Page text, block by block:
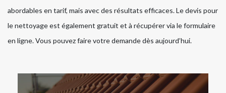
abordables en tarif, mais avec des résultats efficaces. Le devis pour
le nettoyage est également gratuit et à récupérer via le formulaire
en ligne. Vous pouvez faire votre demande dès aujourd’hui.